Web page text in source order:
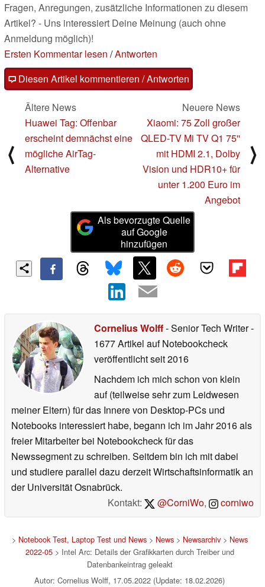
Fragen, Anregungen, zusätzliche Informationen zu diesem
Artikel? - Uns interessiert Deine Meinung (auch ohne
Anmeldung möglich)!
Ersten Kommentar lesen /Antworten
Diesen Artikel kommentieren / Antworten
⟨
Ältere News
Huawei Tag: Offenbar
erscheint demnächst eine
mögliche AirTag-
Alternative
Neuere News
Xiaomi: 75 Zoll großer
QLED-TV Mi TV Q1 75''
mit HDMI 2.1, Dolby
Vision und HDR10+ für
unter 1.200 Euro im
Angebot
⟩
Als bevorzugte Quelle
auf Google
hinzufügen
Cornelius Wolff- Senior Tech Writer-
1677 Artikel auf Notebookcheck
veröffentlichtseit 2016
Nachdem ich mich schon von klein
auf (teilweise sehr zum Leidwesen
meiner Eltern) für das Innere von Desktop-PCs und
Notebooks interessiert habe, begann ich im Jahr 2016 als
freier Mitarbeiter bei Notebookcheck für das
Newssegment zu schreiben. Seitdem bin ich mit dabei
und studiere parallel dazu derzeit Wirtschaftsinformatik an
der Universität Osnabrück.
Kontakt:
@CorniWo, corniwo
> Notebook Test, Laptop Test und News> News> Newsarchiv> News
2022-05> Intel Arc: Details der Grafikkarten durch Treiber und
Datenbankeintrag geleakt
Autor: Cornelius Wolff, 17.05.2022 (Update: 18.02.2026)